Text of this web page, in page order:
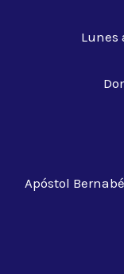
Lunes
Apóstol